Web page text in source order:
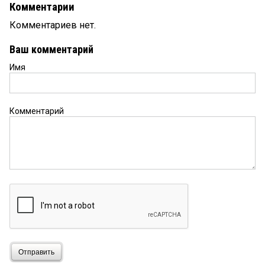
Комментарии
Комментариев нет.
Ваш комментарий
Имя
Комментарий
Отправить